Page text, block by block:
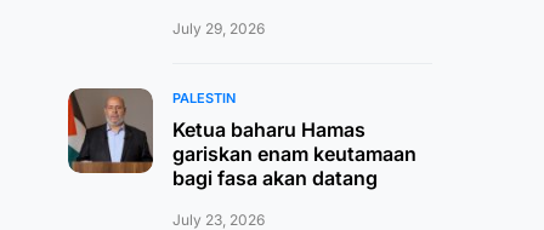
July 29, 2026
PALESTIN
Ketua baharu Hamas
gariskan enam keutamaan
bagi fasa akan datang
July 23, 2026